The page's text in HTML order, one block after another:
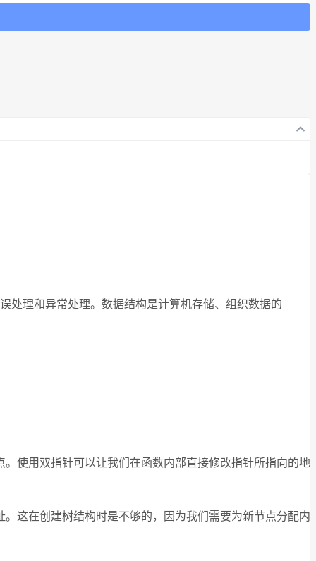
处理和异常处理。数据结构是计算机存储、组织数据的
使用双指针可以让我们在函数内部直接修改指针所指向的地
这在创建树结构时是不够的，因为我们需要为新节点分配内